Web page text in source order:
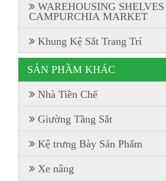
WAREHOUSING SHELVES
CAMPURCHIA MARKET
Khung Kệ Sắt Trang Trí
SẢN PHẦM KHÁC
Nhà Tiền Chế
Giường Tầng Sắt
Kệ trưng Bày Sản Phẩm
Xe nâng